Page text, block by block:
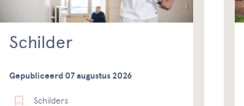
Schilder
Gepubliceerd 07 augustus 2026
Schilders